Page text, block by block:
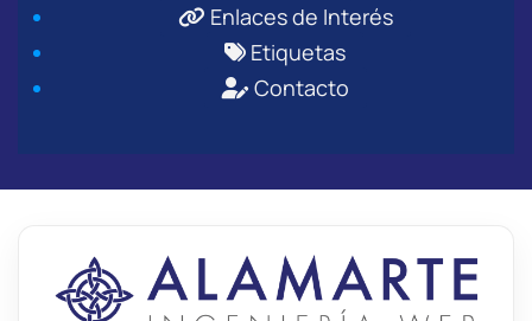
Enlaces de Interés
Etiquetas
Contacto